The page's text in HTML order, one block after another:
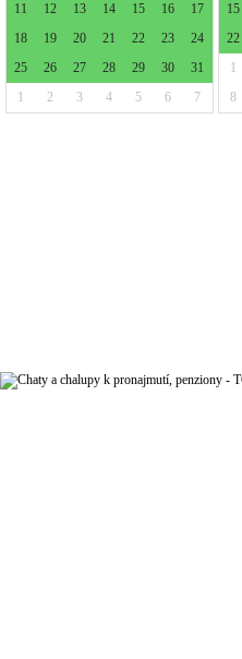
11
12 13 14 15 16
17
18
19 20 21 22 23
24
25
26 27 28 29 30
31
1
2 3 4 5 6 7
15
22
1
8